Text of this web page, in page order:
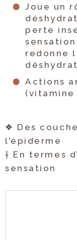
Joue un
perte
redonne
Actions
(vitamine
❖ Des
l’épiderme
† En termes
sensation